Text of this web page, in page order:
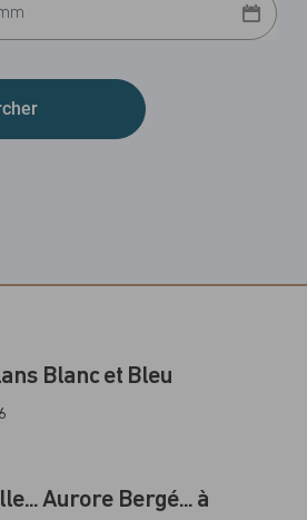
Blanc et Bleu
Aurore Bergé... à